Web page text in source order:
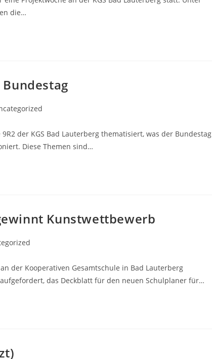
die…
der KGS Bad Lauterberg thematisiert, was der Bundestag
Diese Themen sind…
Kunstwettbewerb
der Kooperativen Gesamtschule in Bad Lauterberg
das Deckblatt für den neuen Schulplaner für…